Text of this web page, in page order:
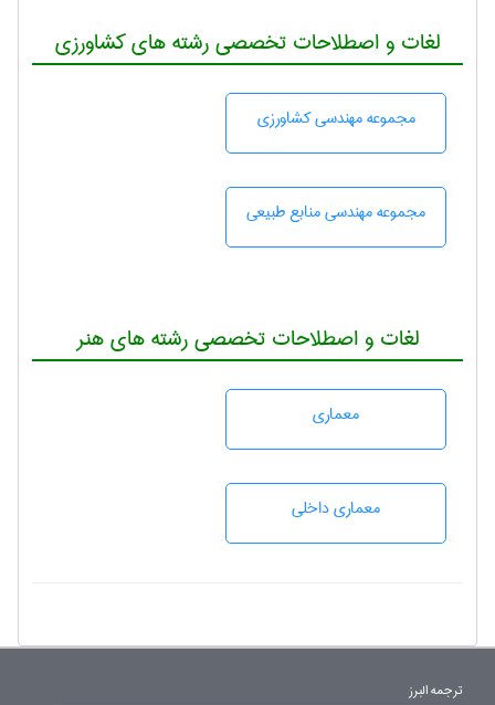
لغات و اصطلاحات تخصصی رشته های کشاورزی
مجموعه مهندسی كشاورزی
مجموعه مهندسی منابع طبيعی
لغات و اصطلاحات تخصصی رشته های هنر
معماری
معماری داخلی
ترجمه البرز